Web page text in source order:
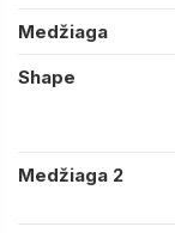
Medžiaga
Shape
Medžiaga 2